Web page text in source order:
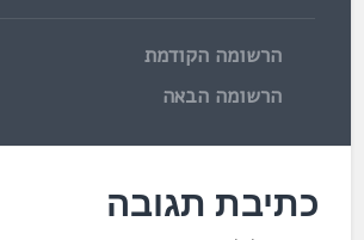
הרשומה הקודמת
הרשומה הבאה
כתיבת תגובה